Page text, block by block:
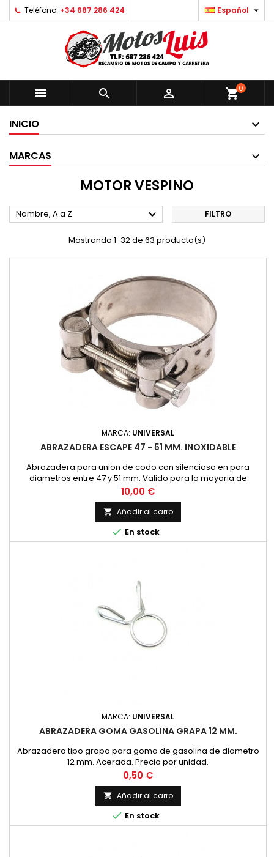
Teléfono: +34 687 286 424 Español 
   shopping_cart0
INICIO
MARCAS
MOTOR VESPINO
Nombre, A a Z  FILTRO
Mostrando 1-32 de 63 producto(s)
MARCA: UNIVERSAL
ABRAZADERA ESCAPE 47 - 51 MM. INOXIDABLE
Abrazadera para union de codo con silencioso en para
diametros entre 47 y 51 mm. Valido para la mayoria de
modelos, Montesa Impala 175, OSSA 160, 175 Bultaco Mercurio,
Metralla... Fabricada en acero inoxidable con tornillo
hexagonal Precio por unidad.
Precio
10,00 €
 Añadir al carro
 En stock
MARCA: UNIVERSAL
ABRAZADERA GOMA GASOLINA GRAPA 12 MM.
Abrazadera tipo grapa para goma de gasolina de diametro
12 mm. Acerada. Precio por unidad.
Precio
0,50 €
 Añadir al carro
 En stock